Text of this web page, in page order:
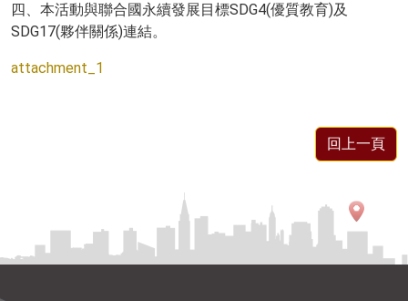
四、本活動與聯合國永續發展目標SDG4(優質教育)及
SDG17(夥伴關係)連結。
attachment_1
回上一頁